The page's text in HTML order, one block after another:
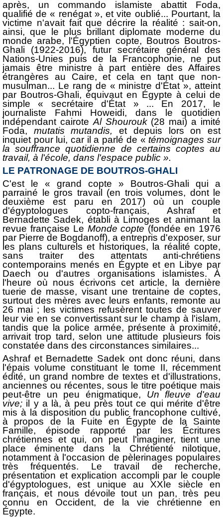
après, un commando islamiste abattit Foda,
qualifié de « renégat », et vite oublié... Pourtant, la
victime n'avait fait que décrire la réalité : sait-on,
ainsi, que le plus brillant diplomate moderne du
monde arabe, l'Égyptien copte, Boutros Boutros-
Ghali (1922-2016), futur secrétaire général des
Nations-Unies puis de la Francophonie, ne put
jamais être ministre à part entière des Affaires
étrangères au Caire, et cela en tant que non-
musulman... Le rang de « ministre d'État », atteint
par Boutros-Ghali, équivaut en Égypte à celui de
simple « secrétaire d'État » ... En 2017, le
journaliste Fahmi Howeidi, dans le quotidien
indépendant cai­rote Al Shourouk (28 mai) a imité
Foda, muta­tis mutandis,et depuis lors on est
inquiet pour lui, car il a parlé de «témoignages sur
la souf­france quotidienne de certains coptes au
travail, à l'école, dans l'espace public ».
LE PATRONAGE DE BOUTROS-GHALI
C'est le « grand copte » Boutros-Ghali qui a
parrainé le gros travail (en trois volumes, dont le
deuxième est paru en 2017) où un couple
d'égyptologues copto-français, Ashraf et
Bernadette Sadek, établi à Limoges et animant la
revue française Le Monde copte(fondée en 1976
par Pierre de Bogdanoff), a entrepris d'exposer, sur
les plans culturels et historiques, la réalité copte,
sans traiter des attentats anti-chrétiens
contemporains menés en Égypte et en Libye par
Daech ou d'autres organisations islamistes. À
l'heure où nous écrivons cet article, la dernière
tuerie de masse, visant une trentaine de coptes,
surtout des mères avec leurs enfants, remonte au
26 mai ; les victimes refusèrent toutes de sauver
leur vie en se convertissant sur le champ à l'islam,
tandis que la police armée, présente à proximité,
arrivait trop tard, selon une attitude plusieurs fois
consta­tée dans des circonstances similaires...
Ashraf et Bernadette Sadek ont donc réuni, dans
l'épais volume constituant le tome II, récemment
édité, un grand nombre de textes et d'illustrations,
anciennes ou récentes, sous le titre poétique mais
peut-être un peu énigmatique, Un fleuve d'eau
vive; il y a là, à peu près tout ce qui mérite d'être
mis à la disposition du public franco­phone cultivé,
à propos de la Fuite en Égypte de la Sainte
Famille, épisode rapporté par les Écritures
chrétiennes et qui, on peut l'ima­giner, tient une
place éminente dans la Chré­tienté nilotique,
notamment à l'occasion de pèlerinages populaires
très fréquentés. Le travail de recherche,
présentation et explica­tion accompli par le couple
d'égyptologues, est unique au XXIe siècle en
français, et nous dévoile tout un pan, très peu
connu en Occi­dent, de la vie chrétienne en
Égypte.